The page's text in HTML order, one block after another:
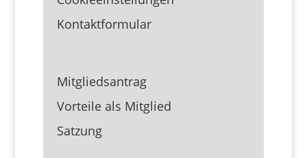
Kontaktformular
Mitgliedsantrag
Vorteile als Mitglied
Satzung